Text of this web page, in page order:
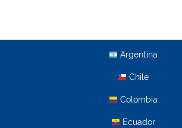
Argentina
Chile
Colombia
Ecuador